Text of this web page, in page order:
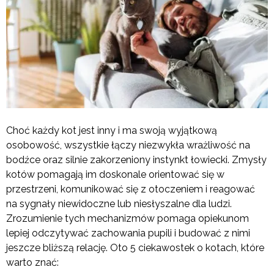
Choć każdy kot jest inny i ma swoją wyjątkową
osobowość, wszystkie łączy niezwykła wrażliwość na
bodźce oraz silnie zakorzeniony instynkt łowiecki. Zmysły
kotów pomagają im doskonale orientować się w
przestrzeni, komunikować się z otoczeniem i reagować
na sygnały niewidoczne lub niesłyszalne dla ludzi.
Zrozumienie tych mechanizmów pomaga opiekunom
lepiej odczytywać zachowania pupili i budować z nimi
jeszcze bliższą relację. Oto 5 ciekawostek o kotach, które
warto znać: